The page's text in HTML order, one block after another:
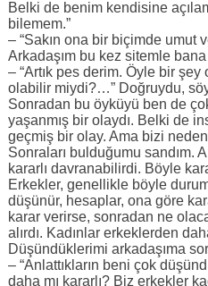
Belki de benim kendisine
bilemem.”
– “Sakın ona bir biçimde umut
Arkadaşım bu kez sitemle bana
– “Artık pes derim. Öyle bir
olabilir miydi?…” Doğruydu,
Sonradan bu öyküyü ben de
yaşanmış bir olaydı. Belki de
geçmiş bir olay. Ama bizi
Sonraları bulduğumu sandım.
kararlı davranabilirdi. Böyle
Erkekler, genellikle böyle
düşünür, hesaplar, ona göre
karar verirse, sonradan ne
alırdı. Kadınlar erkeklerden
Düşündüklerimi arkadaşıma
– “Anlattıkların beni çok
daha mı kararlı? Biz erkekler